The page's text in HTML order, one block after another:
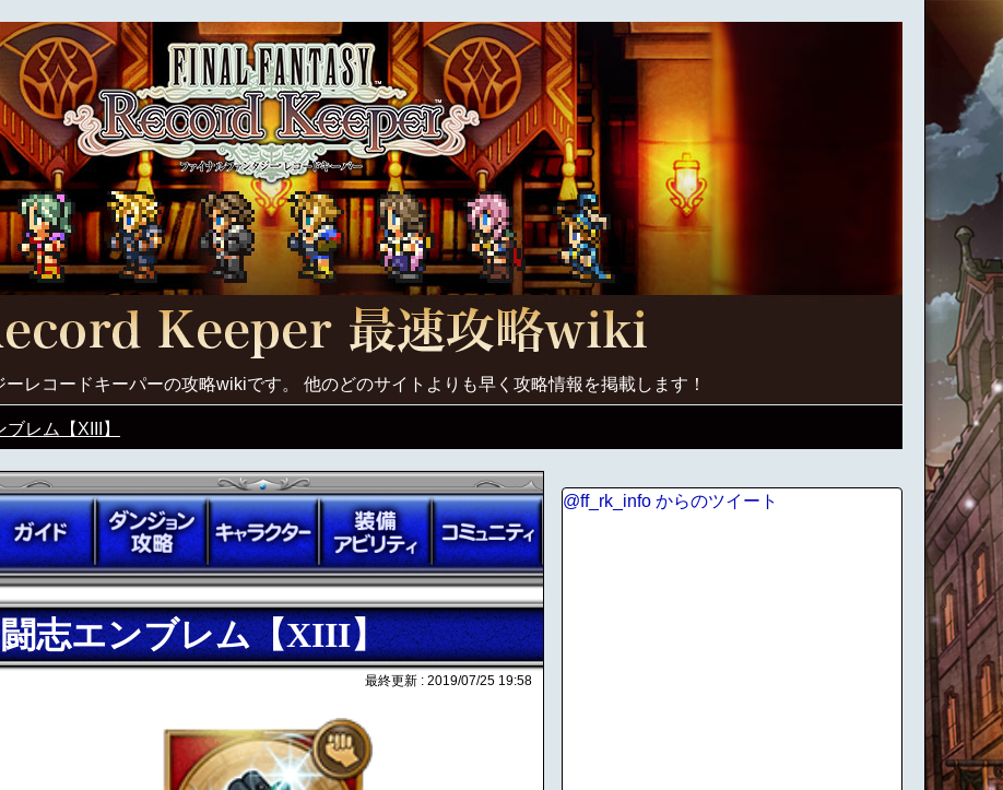
レコードキーパーの攻略wikiです。 他のどのサイトよりも早く攻略情報を掲載します！
ブレム【XIII】
闘志エンブレム【XIII】
最終更新 : 2019/07/25 19:58
@ff_rk_info からのツイート